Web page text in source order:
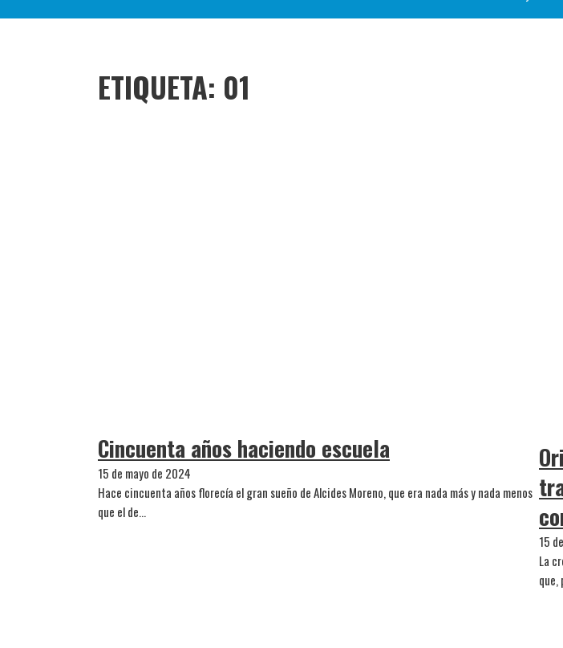
ETIQUETA: 01
Cincuenta años haciendo escuela
15 de mayo de 2024
Hace cincuenta años florecía el gran sueño de Alcides Moreno, que era nada más y nada menos
que el de…
15
La
que,